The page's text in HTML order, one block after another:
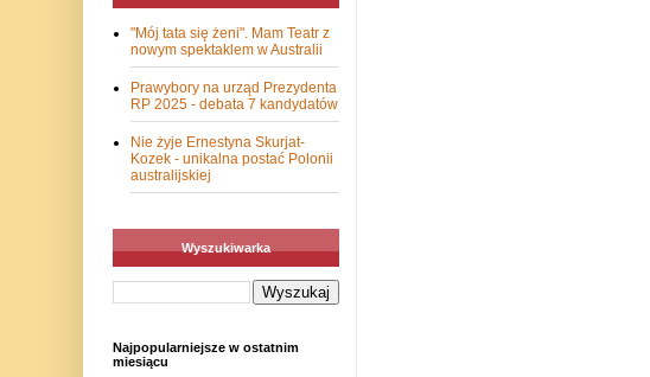
"Mój tata się żeni". Mam Teatr z
nowym spektaklem w Australii
Prawybory na urząd Prezydenta
RP 2025 - debata 7 kandydatów
Nie żyje Ernestyna Skurjat-
Kozek - unikalna postać Polonii
australijskiej
Wyszukiwarka
Najpopularniejsze w ostatnim
miesiącu